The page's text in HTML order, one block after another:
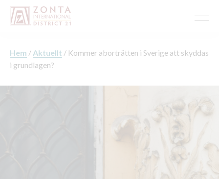
Hem / Aktuellt / Kommer aborträtten i Sverige att skyddas
i grundlagen?